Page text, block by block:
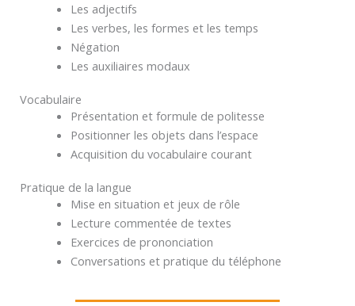
Les adjectifs
Les verbes, les formes et les temps
Négation
Les auxiliaires modaux
Vocabulaire
Présentation et formule de politesse
Positionner les objets dans l’espace
Acquisition du vocabulaire courant
Pratique de la langue
Mise en situation et jeux de rôle
Lecture commentée de textes
Exercices de prononciation
Conversations et pratique du téléphone